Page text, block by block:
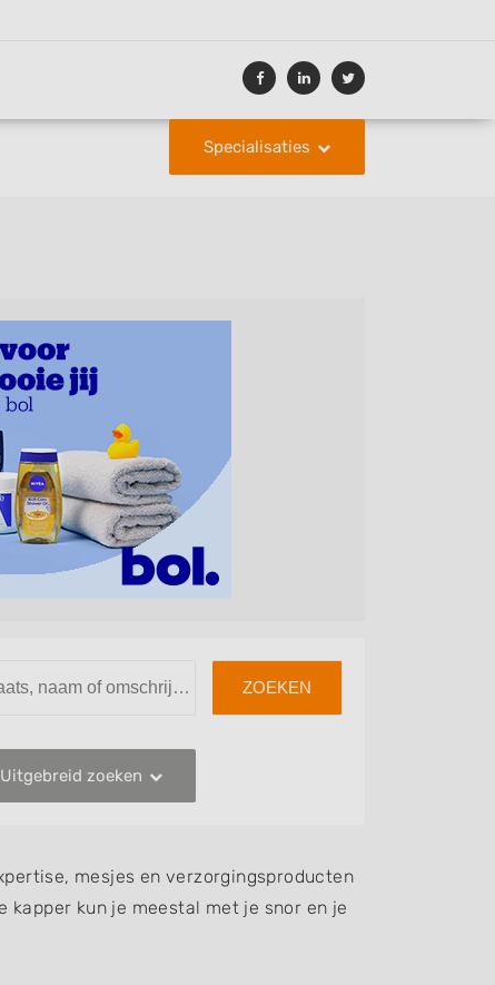
Specialisaties
Uitgebreid zoeken
mesjes en verzorgingsproducten
kapper kun je meestal met je snor en je